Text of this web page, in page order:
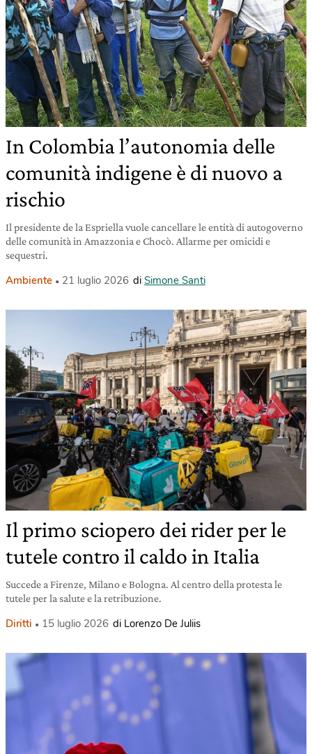
In Colombia l’autonomia delle
comunità indigene è di nuovo a
rischio
Il presidente de la Espriella vuole cancellare le entità di autogoverno
delle comunità in Amazzonia e Chocò. Allarme per omicidi e
sequestri.
Ambiente 21 luglio 2026 di Simone Santi
Il primo sciopero dei rider per le
tutele contro il caldo in Italia
Succede a Firenze, Milano e Bologna. Al centro della protesta le
tutele per la salute e la retribuzione.
Diritti 15 luglio 2026 di Lorenzo De Juliis